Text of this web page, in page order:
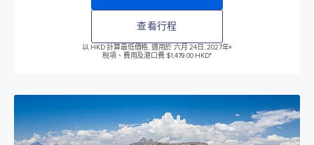
查看行程
以 HKD 計算最低價格, 適用於 六月 24日, 2027年+
稅項、費用及港口費 $1,479.00 HKD*